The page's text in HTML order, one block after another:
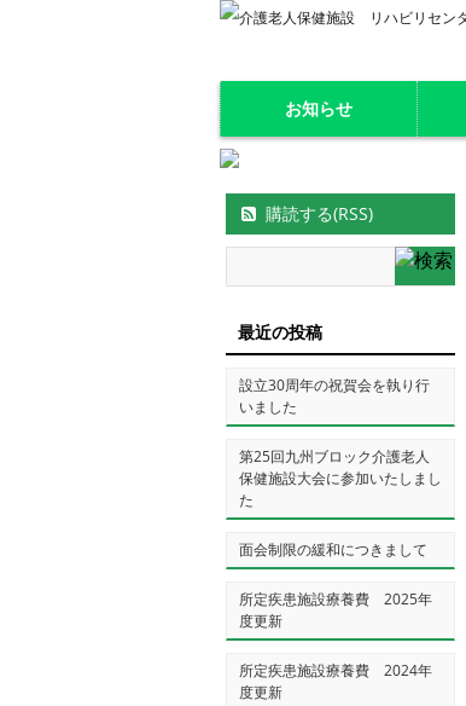
お知らせ
購読する(RSS)
最近の投稿
設立30周年の祝賀会を執り行
いました
第25回九州ブロック介護老人
保健施設大会に参加いたしまし
た
面会制限の緩和につきまして
所定疾患施設療養費 2025年
度更新
所定疾患施設療養費 2024年
度更新